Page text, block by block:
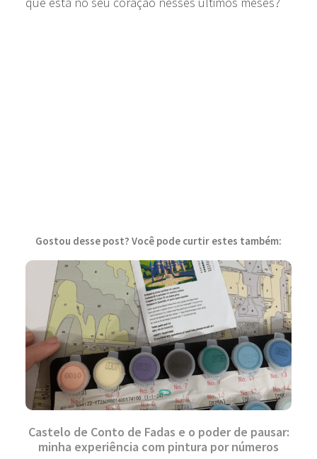
Gostou desse post? Você pode curtir estes também:
Castelo de Conto de Fadas e o poder de pausar:
minha experiência com pintura por números